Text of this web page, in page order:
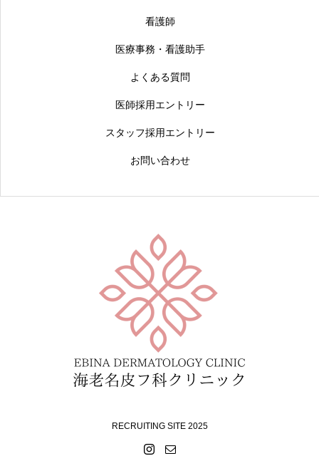
看護師
医療事務・看護助手
よくある質問
医師採用エントリー
スタッフ採用エントリー
お問い合わせ
RECRUITING SITE 2025